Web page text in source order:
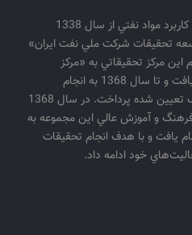
با هدف تحقيق و توسعه در زمينه كاربرد مواد نفتي از سال 1338
تحقيقات شركت ملي نفت ايران»
اين مركز تحقيقاتي به «مركز
پژوهش و خدمات علمي» تغيير يافت و تا سال 1368 به انجام
فعاليت‌هاي خود در راستاي اهداف تعيين شده پرداخت. در سال 1368
و آموزش عالي اين مجموعه به
يافت و با هدف انجام تحقيقات
خود ادامه داد.